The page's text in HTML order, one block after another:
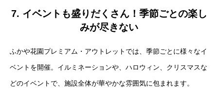
7. イベントも盛りだくさん！季節ごとの楽し
みが尽きない
ふかや花園プレミアム・アウトレットでは、季節ごとに様々なイ
ベントを開催。イルミネーションや、ハロウィン、クリスマスな
どのイベントで、施設全体が華やかな雰囲気に包まれます。